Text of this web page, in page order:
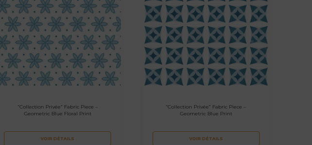
“Collection Privée” Fabric Piece –
Geometric Blue Floral Print
VOIR DÉTAILS
“Collection Privée” Fabric Piece –
Geometric Blue Print
VOIR DÉTAILS